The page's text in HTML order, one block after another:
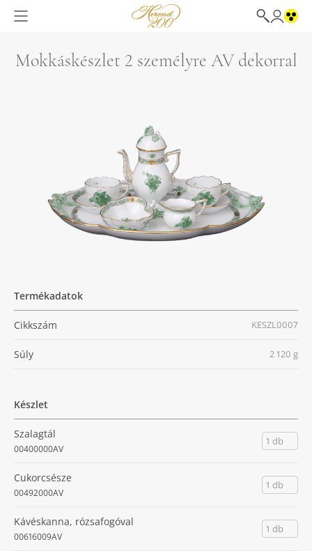
Mokkáskészlet 2 személyre AV dekorral
Termékadatok
Cikkszám KESZL0007
Súly 2 120 g
Készlet
Szalagtál
00400000AV
1 db
Cukorcsésze
00492000AV
1 db
Kávéskanna, rózsafogóval
00616009AV
1 db